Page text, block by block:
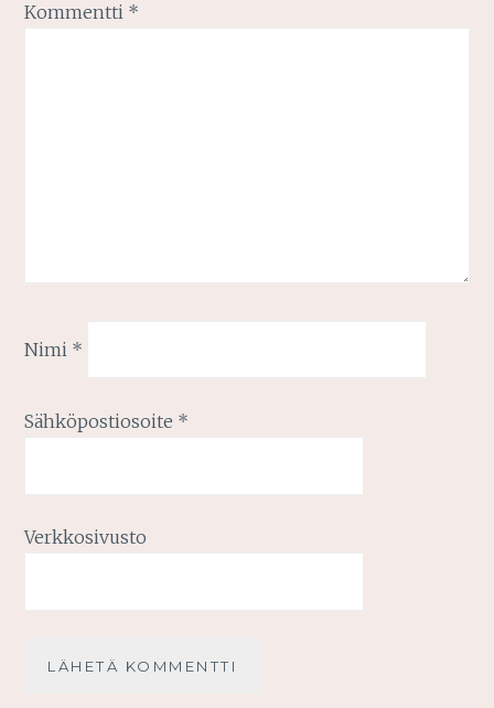
Kommentti *
Nimi *
Sähköpostiosoite *
Verkkosivusto